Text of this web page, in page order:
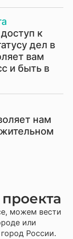
к
дел в
вам
и быть в
нам
можем вести
или
России.